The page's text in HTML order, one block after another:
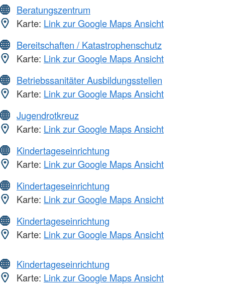
Beratungszentrum
Karte: Link zur Google Maps Ansicht
Bereitschaften / Katastrophenschutz
Karte: Link zur Google Maps Ansicht
Betriebssanitäter Ausbildungsstellen
Karte: Link zur Google Maps Ansicht
Jugendrotkreuz
Karte: Link zur Google Maps Ansicht
Kindertageseinrichtung
Karte: Link zur Google Maps Ansicht
Kindertageseinrichtung
Karte: Link zur Google Maps Ansicht
Kindertageseinrichtung
Karte: Link zur Google Maps Ansicht
Kindertageseinrichtung
Karte: Link zur Google Maps Ansicht